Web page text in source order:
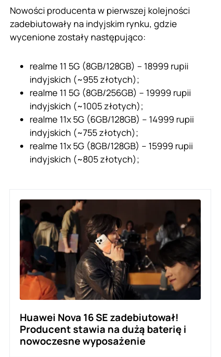
Nowości producenta w pierwszej kolejności
zadebiutowały na indyjskim rynku, gdzie
wycenione zostały następująco:
realme 11 5G (8GB/128GB) – 18999 rupii
indyjskich (~955 złotych);
realme 11 5G (8GB/256GB) – 19999 rupii
indyjskich (~1005 złotych);
realme 11x 5G (6GB/128GB) – 14999 rupii
indyjskich (~755 złotych);
realme 11x 5G (8GB/128GB) – 15999 rupii
indyjskich (~805 złotych);
Huawei Nova 16 SE zadebiutował!
Producent stawia na dużą baterię i
nowoczesne wyposażenie